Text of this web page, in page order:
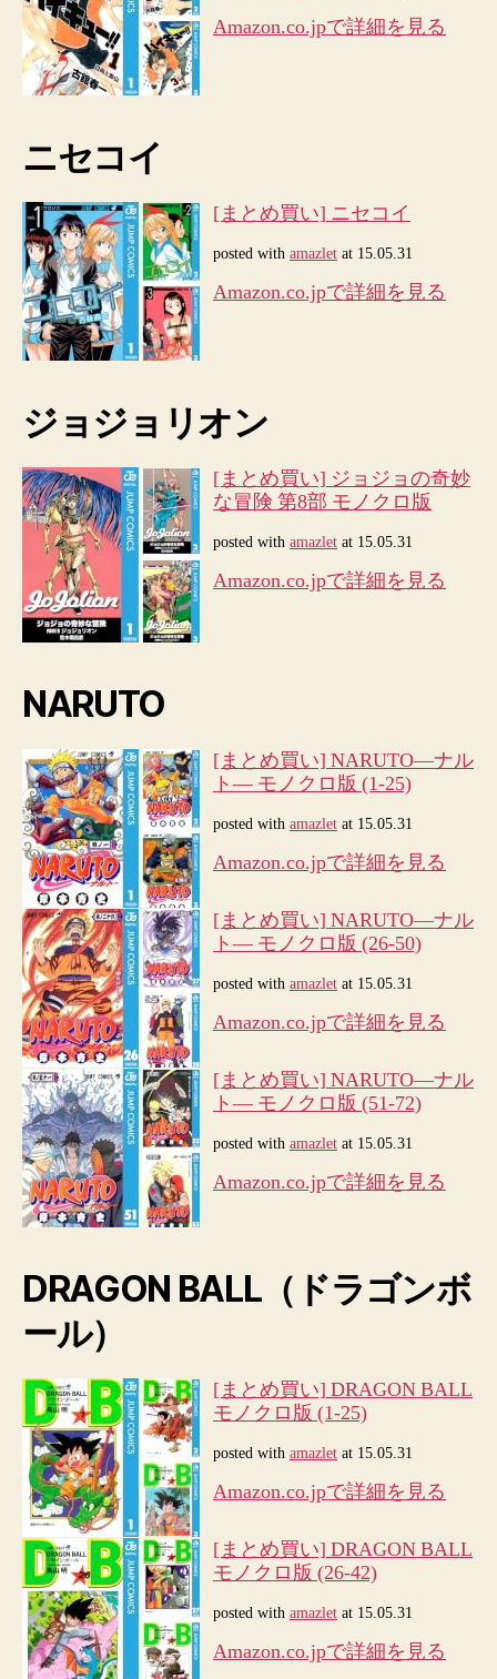
Amazon.co.jpで詳細を見る
ニセコイ
[まとめ買い] ニセコイ
posted with amazlet at 15.05.31
Amazon.co.jpで詳細を見る
ジョジョリオン
[まとめ買い] ジョジョの奇妙
な冒険 第8部 モノクロ版
posted with amazlet at 15.05.31
Amazon.co.jpで詳細を見る
NARUTO
[まとめ買い] NARUTO―ナル
ト― モノクロ版 (1-25)
posted with amazlet at 15.05.31
Amazon.co.jpで詳細を見る
[まとめ買い] NARUTO―ナル
ト― モノクロ版 (26-50)
posted with amazlet at 15.05.31
Amazon.co.jpで詳細を見る
[まとめ買い] NARUTO―ナル
ト― モノクロ版 (51-72)
posted with amazlet at 15.05.31
Amazon.co.jpで詳細を見る
DRAGON BALL（ドラゴンボ
ール）
[まとめ買い] DRAGON BALL
モノクロ版 (1-25)
posted with amazlet at 15.05.31
Amazon.co.jpで詳細を見る
[まとめ買い] DRAGON BALL
モノクロ版 (26-42)
posted with amazlet at 15.05.31
Amazon.co.jpで詳細を見る